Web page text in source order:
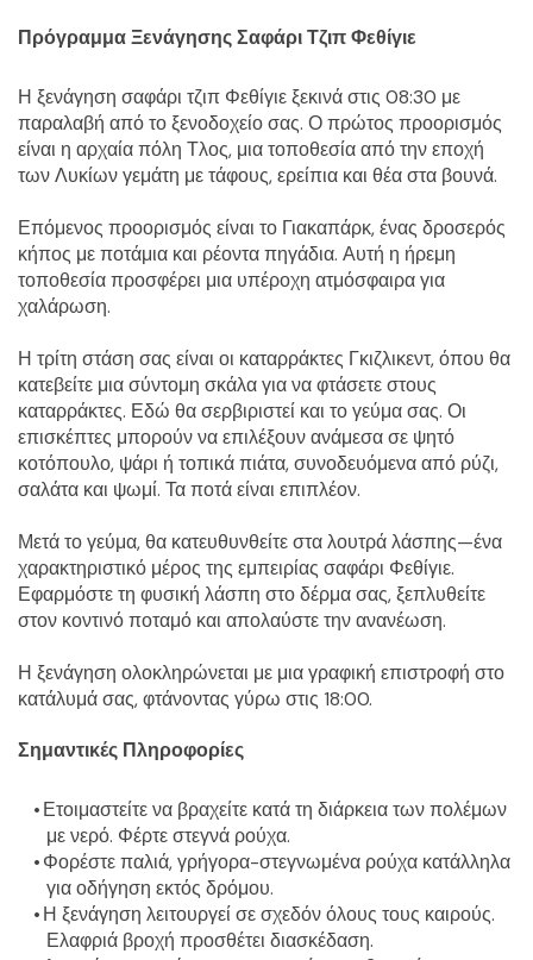
Πρόγραμμα Ξενάγησης Σαφάρι Τζιπ Φεθίγιε
Η ξενάγηση σαφάρι τζιπ Φεθίγιε ξεκινά στις 08:30 με
παραλαβή από το ξενοδοχείο σας. Ο πρώτος προορισμός
είναι η αρχαία πόλη Τλος, μια τοποθεσία από την εποχή
των Λυκίων γεμάτη με τάφους, ερείπια και θέα στα βουνά.
Επόμενος προορισμός είναι το Γιακαπάρκ, ένας δροσερός
κήπος με ποτάμια και ρέοντα πηγάδια. Αυτή η ήρεμη
τοποθεσία προσφέρει μια υπέροχη ατμόσφαιρα για
χαλάρωση.
Η τρίτη στάση σας είναι οι καταρράκτες Γκιζλικεντ, όπου θα
κατεβείτε μια σύντομη σκάλα για να φτάσετε στους
καταρράκτες. Εδώ θα σερβιριστεί και το γεύμα σας. Οι
επισκέπτες μπορούν να επιλέξουν ανάμεσα σε ψητό
κοτόπουλο, ψάρι ή τοπικά πιάτα, συνοδευόμενα από ρύζι,
σαλάτα και ψωμί. Τα ποτά είναι επιπλέον.
Μετά το γεύμα, θα κατευθυνθείτε στα λουτρά λάσπης—ένα
χαρακτηριστικό μέρος της εμπειρίας σαφάρι Φεθίγιε.
Εφαρμόστε τη φυσική λάσπη στο δέρμα σας, ξεπλυθείτε
στον κοντινό ποταμό και απολαύστε την ανανέωση.
Η ξενάγηση ολοκληρώνεται με μια γραφική επιστροφή στο
κατάλυμά σας, φτάνοντας γύρω στις 18:00.
Σημαντικές Πληροφορίες
Ετοιμαστείτε να βραχείτε κατά τη διάρκεια των πολέμων
με νερό. Φέρτε στεγνά ρούχα.
Φορέστε παλιά, γρήγορα-στεγνωμένα ρούχα κατάλληλα
για οδήγηση εκτός δρόμου.
Η ξενάγηση λειτουργεί σε σχεδόν όλους τους καιρούς.
Ελαφριά βροχή προσθέτει διασκέδαση.